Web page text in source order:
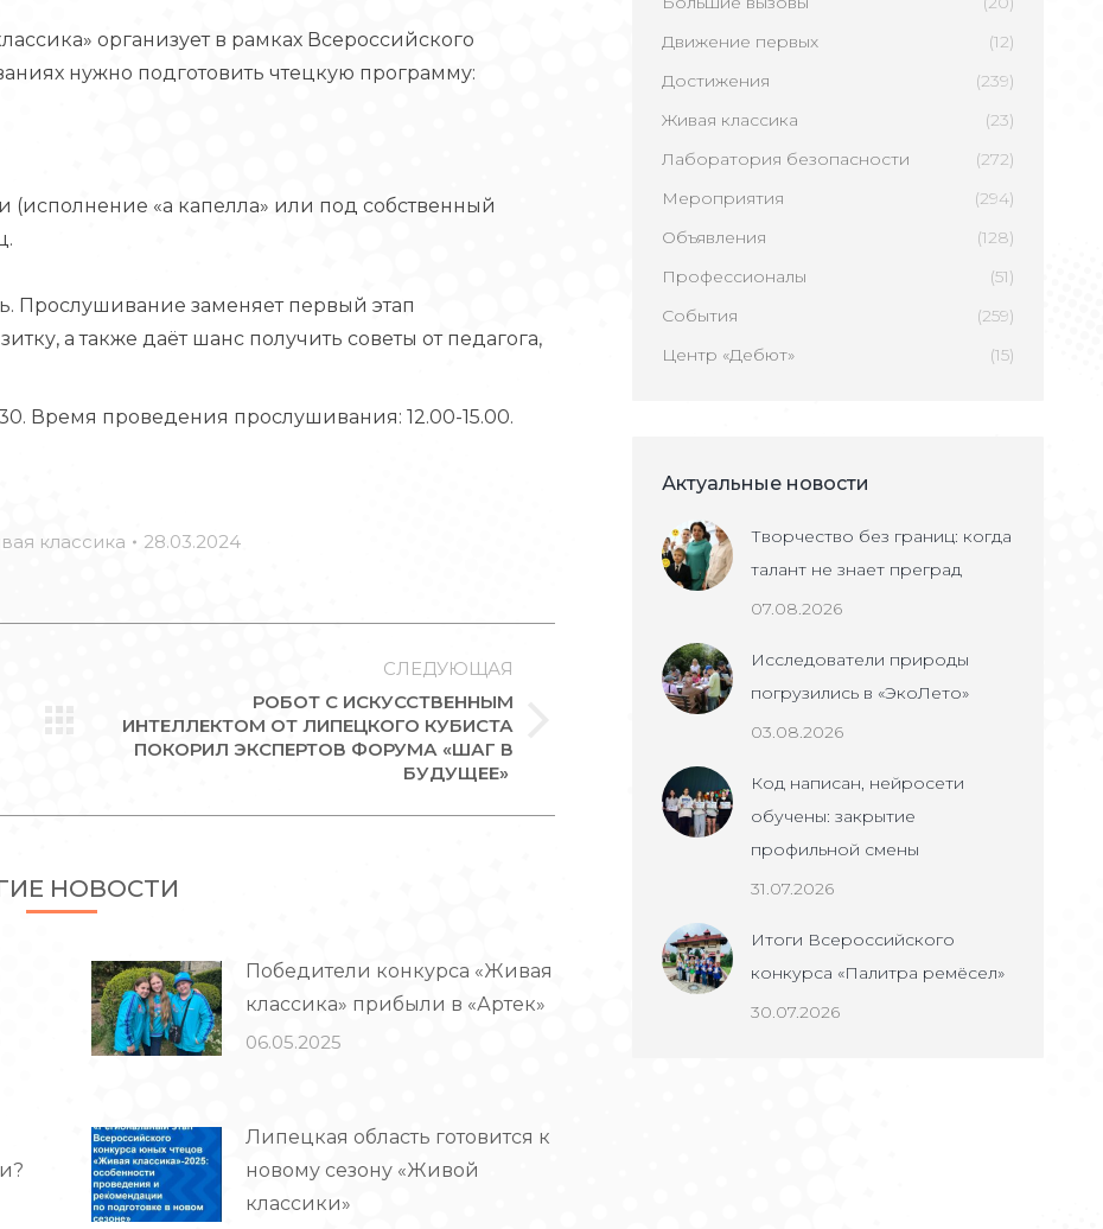
организует в рамках Всероссийского
нужно подготовить чтецкую программу:
«а капелла» или под собственный
Прослушивание заменяет первый этап
а также даёт шанс получить советы от педагога,
Время проведения прослушивания: 12.00-15.00.
классика 28.03.2024
СЛЕДУЮЩАЯ
Следующая
РОБОТ С ИСКУССТВЕННЫМ
ИНТЕЛЛЕКТОМ ОТ ЛИПЕЦКОГО КУБИСТА
ПОКОРИЛ ЭКСПЕРТОВ ФОРУМА «ШАГ В
БУДУЩЕЕ»
НОВОСТИ
Победители конкурса «Живая
классика» прибыли в «Артек»
06.05.2025
Липецкая область готовится к
новому сезону «Живой
классики»
Движение первых
(12)
Достижения
(239)
Живая классика
(23)
Лаборатория безопасности
(272)
Мероприятия
(294)
Объявления
(128)
Профессионалы
(51)
События
(259)
Центр «Дебют»
(15)
Актуальные новости
Творчество без границ: когда
талант не знает преград
07.08.2026
Исследователи природы
погрузились в «ЭкоЛето»
03.08.2026
Код написан, нейросети
обучены: закрытие
профильной смены
31.07.2026
Итоги Всероссийского
конкурса «Палитра ремёсел»
30.07.2026